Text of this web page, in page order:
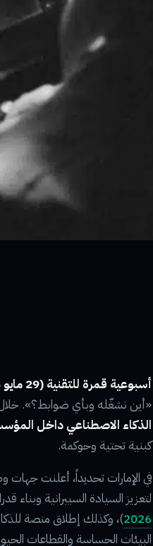
أسبوعية قمرة للتقنية (29 مايو 2026):
«أين نشغّله وبأي ضوابط؟».
الذكاء الاصطناعي داخل
كبنية تحتية وحوكمة.
في الإمارات تحديداً، أعلنت جهات
لتعزيز السيادة السيبرانية
2026)، وكذلك إطلاق منصة
البيئات الحساسة والقطاعات